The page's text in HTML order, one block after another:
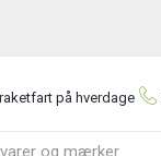
på hverdage